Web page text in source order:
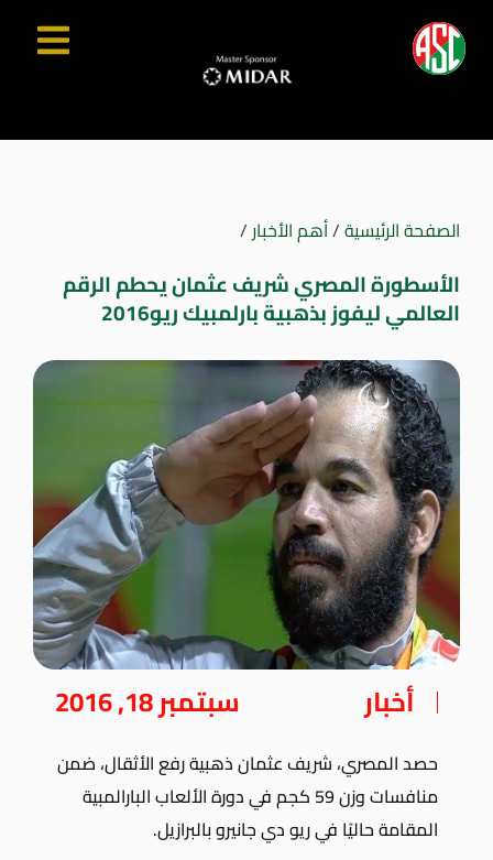
الصفحة الرئيسية/أهم الأخبار/
الأسطورة المصري شريف عثمان يحطم الرقم
العالمي ليفوز بذهبية بارلمبيك ريو2016
أخبار سبتمبر 18, 2016
حصد المصري، شريف عثمان ذهبية رفع الأثقال، ضمن
منافسات وزن 59 كجم في دورة الألعاب البارالمبية
المقامة حاليًا في ريو دي جانيرو بالبرازيل.